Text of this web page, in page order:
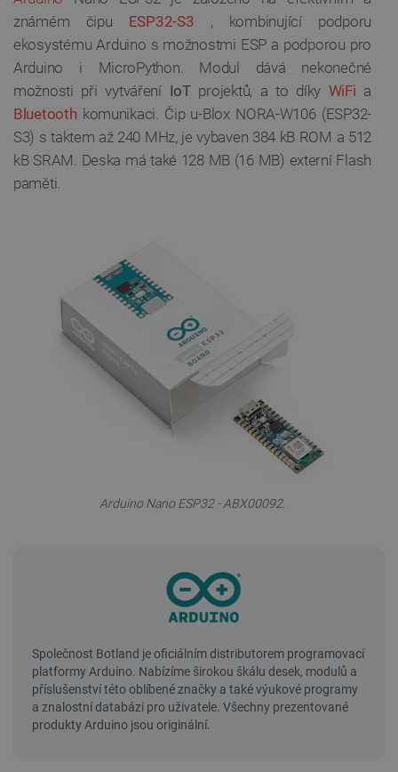
známém čipu ESP32-S3 , kombinující podporu
ekosystému Arduino s možnostmi ESP a podporou pro
Arduino i MicroPython. Modul dává nekonečné
možnosti při vytváření IoTprojektů, a to díky WiFi a
Bluetooth komunikaci. Čip u-Blox NORA-W106 (ESP32-
S3) s taktem až 240 MHz, je vybaven 384 kB ROM a 512
kB SRAM. Deska má také 128 MB (16 MB) externí Flash
paměti.
Arduino Nano ESP32 - ABX00092.